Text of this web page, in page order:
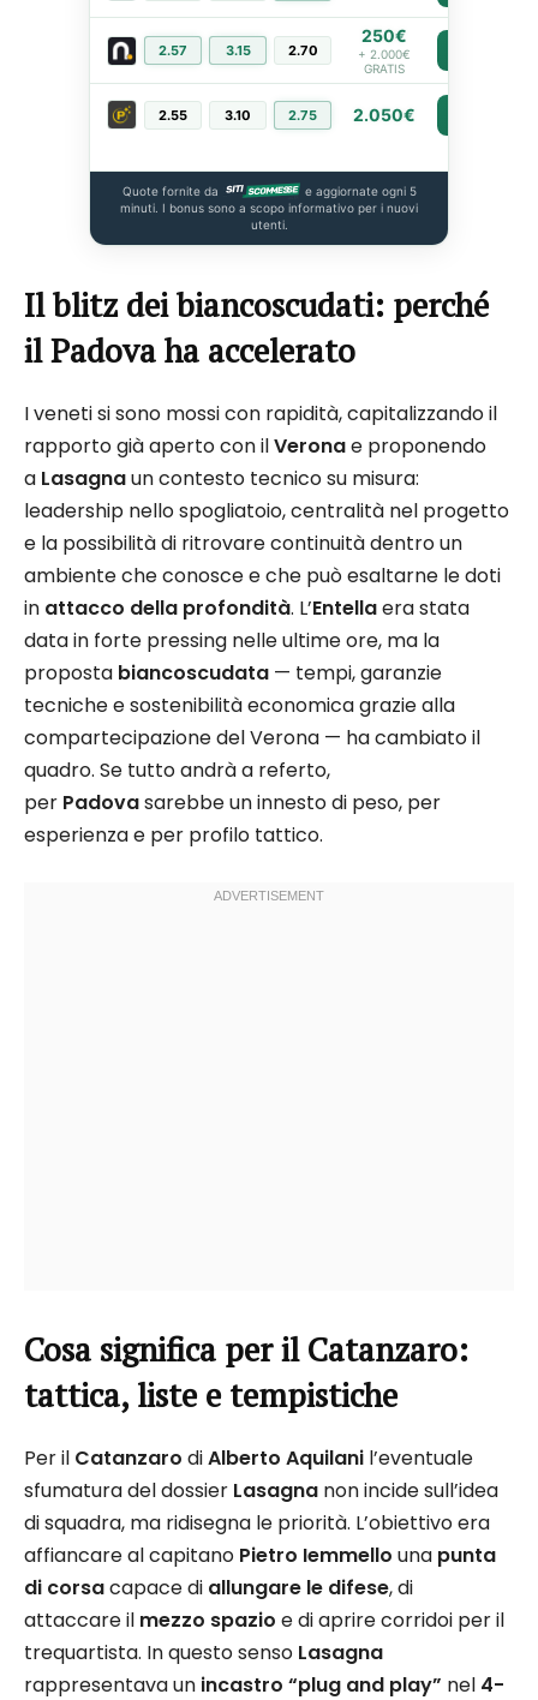
2.57 3.15 2.70
250€
+ 2.000€
GRATIS
2.55 3.10 2.75 2.050€
Quote fornite da
e aggiornate ogni 5
minuti. I bonus sono a scopo informativo per i nuovi
utenti.
Il blitz dei biancoscudati: perché
il Padova ha accelerato
I veneti si sono mossi con rapidità, capitalizzando il
rapporto già aperto con ilVeronae proponendo
a Lasagnaun contesto tecnico su misura:
leadership nello spogliatoio, centralità nel progetto
e la possibilità di ritrovare continuità dentro un
ambiente che conosce e che può esaltarne le doti
in attacco della profondità. L’Entellaera stata
data in forte pressing nelle ultime ore, ma la
proposta biancoscudata — tempi, garanzie
tecniche e sostenibilità economica grazie alla
compartecipazione del Verona — ha cambiato il
quadro. Se tutto andrà a referto,
per Padovasarebbe un innesto di peso, per
esperienza e per profilo tattico.
Cosa significa per il Catanzaro:
tattica, liste e tempistiche
Per il Catanzaro diAlberto Aquilani l’eventuale
sfumatura del dossier Lasagna non incide sull’idea
di squadra, ma ridisegna le priorità. L’obiettivo era
affiancare al capitano Pietro Iemmello una punta
di corsacapace di allungare le difese, di
attaccare il mezzo spazio e di aprire corridoi per il
trequartista. In questo senso Lasagna
rappresentava un incastro “plug and play” nel 4-